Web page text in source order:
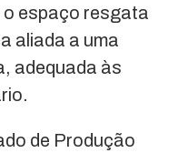
espaço resgata
aliada a uma
adequada às
de Produção